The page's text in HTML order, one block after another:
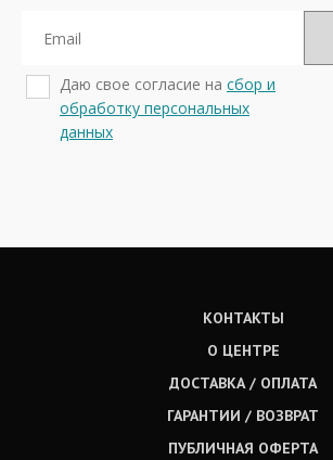
Даю свое согласие на сбор и
обработку персональных
данных
КОНТАКТЫ
О ЦЕНТРЕ
ДОСТАВКА / ОПЛАТА
ГАРАНТИИ / ВОЗВРАТ
ПУБЛИЧНАЯ ОФЕРТА